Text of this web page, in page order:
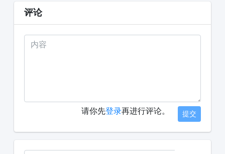
评论
请你先登录再进行评论。 提交